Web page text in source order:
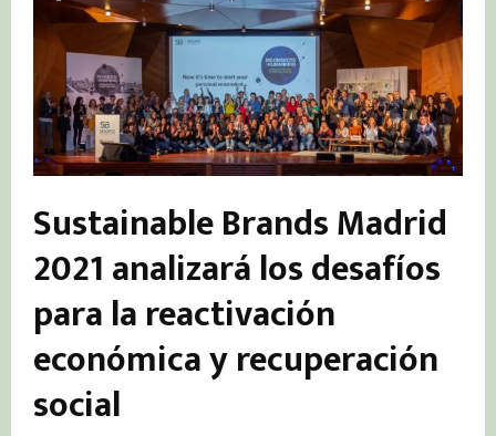
Sustainable Brands Madrid
2021 analizará los desafíos
para la reactivación
económica y recuperación
social